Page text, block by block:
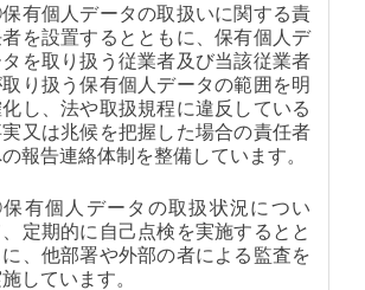
有個人データの取扱いに関する責
を設置するとともに、保有個人デ
を取り扱う従業者及び当該従業者
り扱う保有個人データの範囲を明
し、法や取扱規程に違反している
又は兆候を把握した場合の責任者
報告連絡体制を整備しています。
有個人データの取扱状況につい
定期的に自己点検を実施するとと
に、他部署や外部の者による監査を
しています。